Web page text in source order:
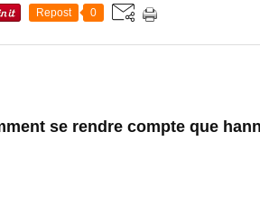
Repost 0
se rendre compte que